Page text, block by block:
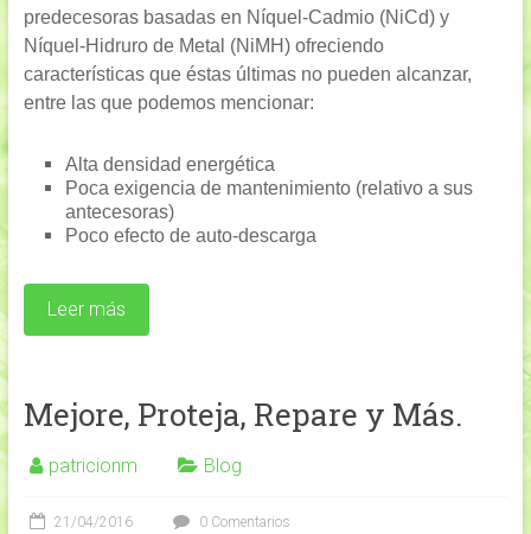
predecesoras basadas en Níquel-Cadmio (NiCd) y
Níquel-Hidruro de Metal (NiMH) ofreciendo
características que éstas últimas no pueden alcanzar,
entre las que podemos mencionar:
Alta densidad energética
Poca exigencia de mantenimiento (relativo a sus
antecesoras)
Poco efecto de auto-descarga
Leer más
Mejore, Proteja, Repare y Más.
patricionm Blog
21/04/2016 0 Comentarios